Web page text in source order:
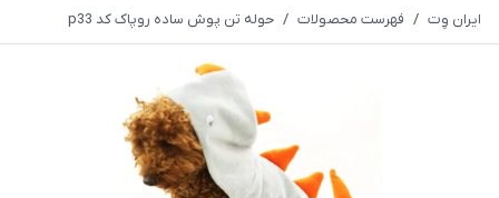
ایران وِت / فهرست محصولات / حوله تن پوش ساده روپاک کد p33